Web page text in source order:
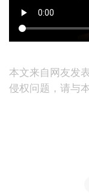
本文来自网友发
侵权问题，请与